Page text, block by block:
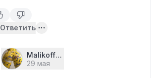
Ответить
Malikoff99
29 мая